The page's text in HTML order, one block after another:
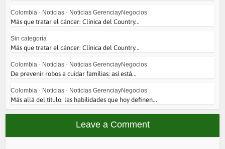
Colombia • Noticias • Noticias GerenciayNegocios
Más que tratar el cáncer: Clínica del Country...
Sin categoría
Más que tratar el cáncer: Clínica del Country...
Colombia • Noticias • Noticias GerenciayNegocios
De prevenir robos a cuidar familias: así está...
Colombia • Noticias • Noticias GerenciayNegocios
Más allá del título: las habilidades que hoy definen...
Leave a Comment